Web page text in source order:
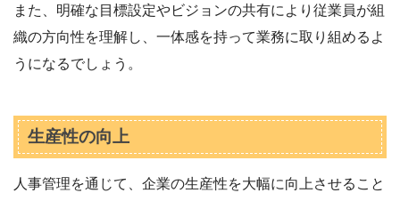
また、明確な目標設定やビジョンの共有により従業員が組
織の方向性を理解し、一体感を持って業務に取り組めるよ
うになるでしょう。
生産性の向上
人事管理を通じて、企業の生産性を大幅に向上させること